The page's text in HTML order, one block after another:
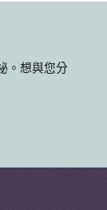
。想與您分